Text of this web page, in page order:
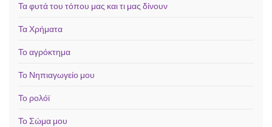
Τα φυτά του τόπου μας και τι μας δίνουν
Τα Χρήματα
Το αγρόκτημα
Το Νηπιαγωγείο μου
Το ρολόϊ
Το Σώμα μου